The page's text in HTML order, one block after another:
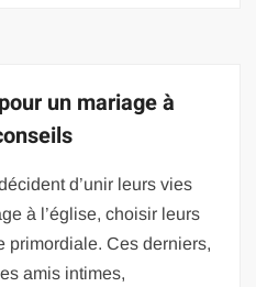
un mariage à
d’unir leurs vies
à l’église, choisir leurs
primordiale. Ces derniers,
amis intimes,